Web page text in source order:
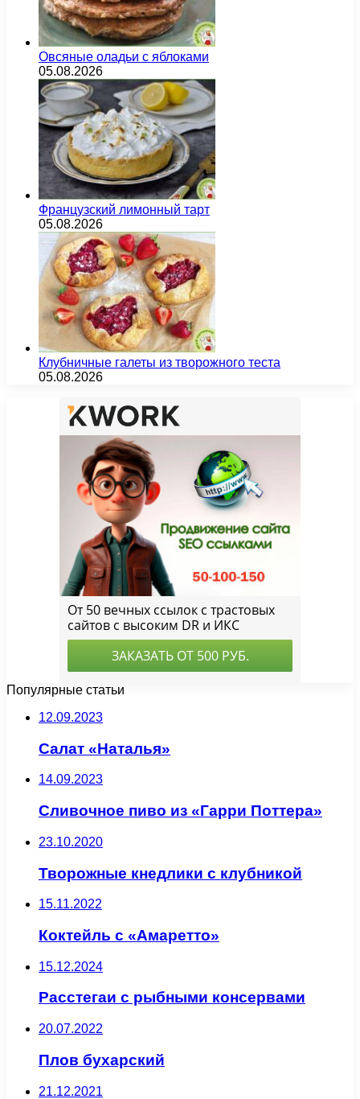
Овсяные оладьи с яблоками
05.08.2026
Французский лимонный тарт
05.08.2026
Клубничные галеты из творожного теста
05.08.2026
Популярные статьи
12.09.2023
Салат «Наталья»
14.09.2023
Сливочное пиво из «Гарри Поттера»
23.10.2020
Творожные кнедлики с клубникой
15.11.2022
Коктейль с «Амаретто»
15.12.2024
Расстегаи с рыбными консервами
20.07.2022
Плов бухарский
21.12.2021